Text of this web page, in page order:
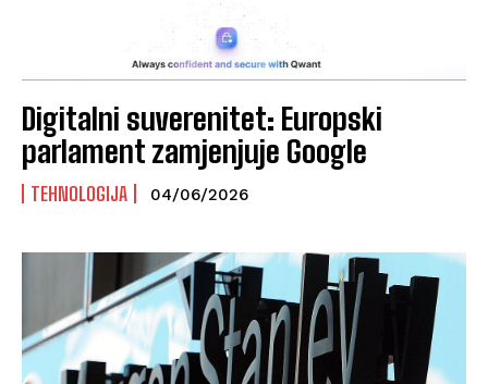
Digitalni suverenitet: Europski
parlament zamjenjuje Google
TEHNOLOGIJA 04/06/2026